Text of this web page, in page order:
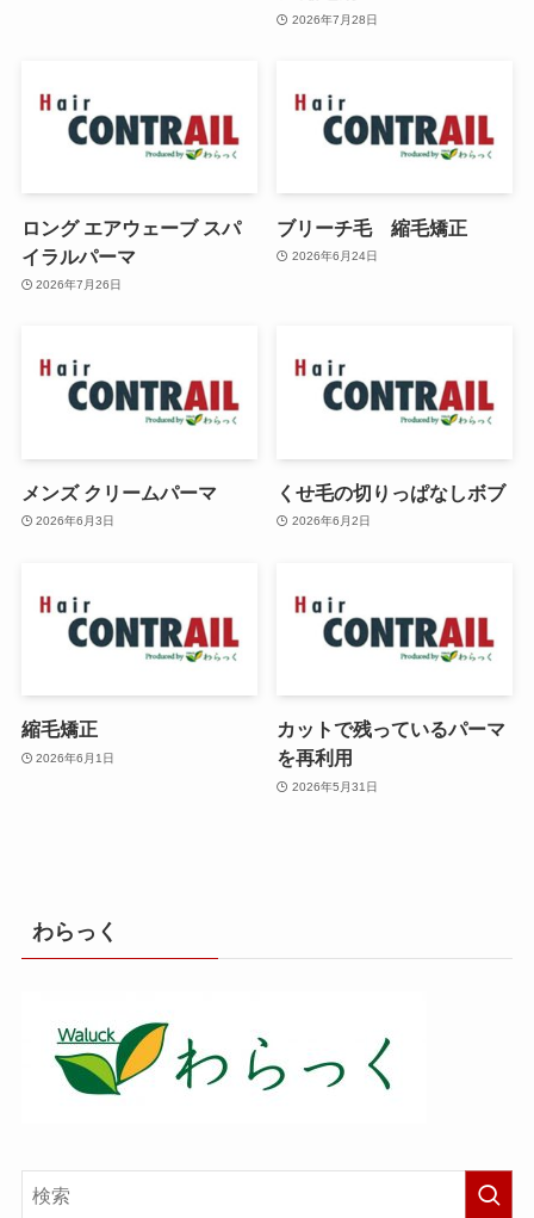
2026年7月28日
ロング エアウェーブ スパ
イラルパーマ
2026年7月26日
ブリーチ毛 縮毛矯正
2026年6月24日
メンズ クリームパーマ
2026年6月3日
くせ毛の切りっぱなしボブ
2026年6月2日
縮毛矯正
2026年6月1日
カットで残っているパーマ
を再利用
2026年5月31日
わらっく